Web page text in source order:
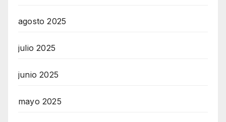
agosto 2025
julio 2025
junio 2025
mayo 2025